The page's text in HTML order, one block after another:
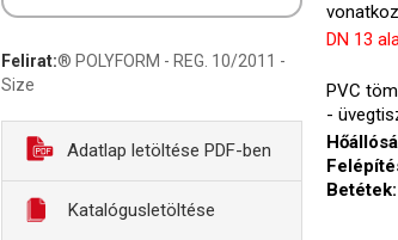
Felirat:® POLYFORM - REG. 10/2011 -
Size
Adatlap letöltése PDF-ben
Katalógusletöltése
DN 13
PVC
-
Betétek: